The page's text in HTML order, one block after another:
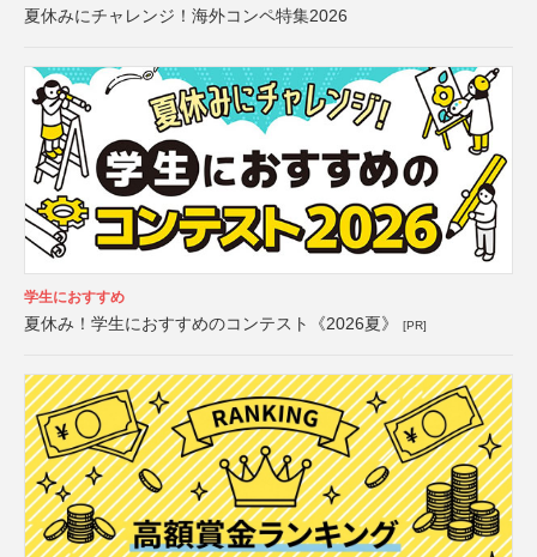
夏休みにチャレンジ！海外コンペ特集2026
学生におすすめ
夏休み！学生におすすめのコンテスト《2026夏》 [PR]